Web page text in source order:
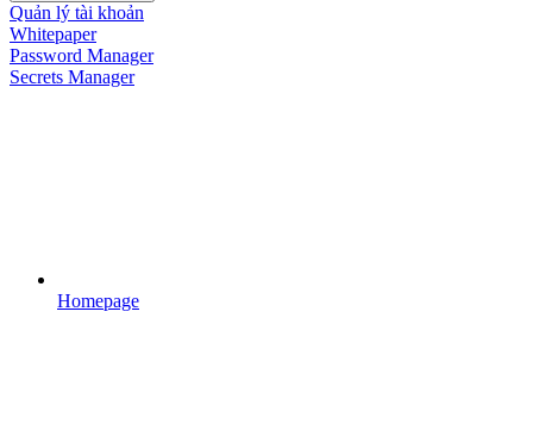
Quản lý tài khoản
Whitepaper
Password Manager
Secrets Manager
Homepage